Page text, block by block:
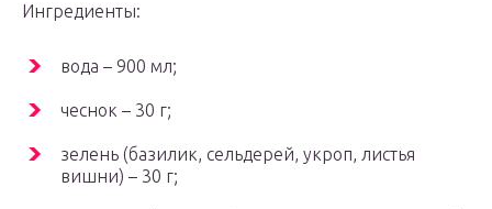
Ингредиенты:
вода – 900 мл;
чеснок – 30 г;
зелень (базилик, сельдерей, укроп, листья
вишни) – 30 г;